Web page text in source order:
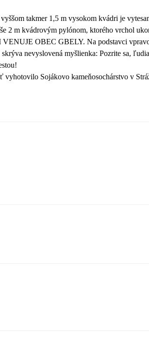
takmer 1,5 m vysokom kvádri je
2 m kvádrovým pylónom, ktorého vrchol
OBEC GBELY. Na podstavci
nevyslovená myšlienka: Pozrite sa,
Sojákovo kameňosochárstvo v